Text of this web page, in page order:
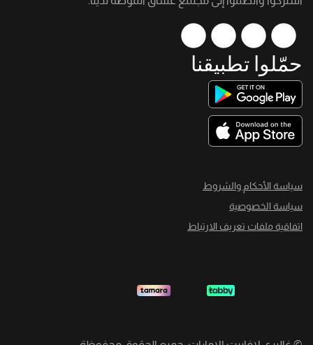
حمّلوا تطبيقنا
سياسة الأحكام والشروط
سياسة الخصوصية
اتفاقية ملفات تعريف الارتباط